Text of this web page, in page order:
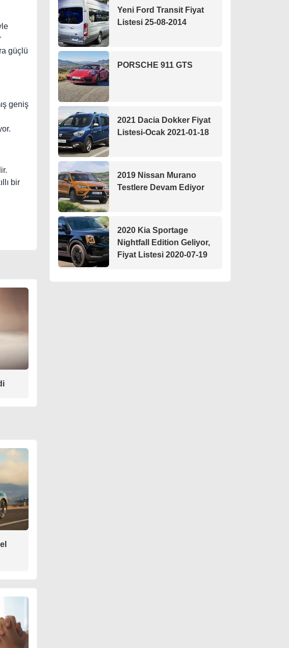
güçlü
geniş
bir
Yeni Ford Transit Fiyat
Listesi 25-08-2014
PORSCHE 911 GTS
2021 Dacia Dokker Fiyat
Listesi-Ocak 2021-01-18
2019 Nissan Murano
Testlere Devam Ediyor
2020 Kia Sportage
Nightfall Edition Geliyor,
Fiyat Listesi 2020-07-19